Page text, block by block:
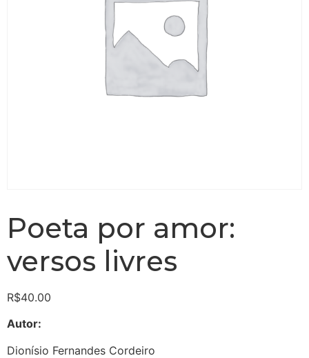
Poeta por amor:
versos livres
R$40.00
Autor:
Dionísio Fernandes Cordeiro